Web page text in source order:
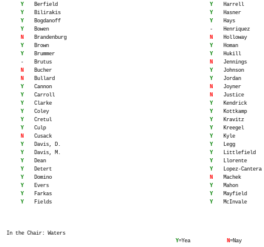
Y
Berfield
Y
Bilirakis
Y
Bogdanoff
Y
Bowen
N
Brandenburg
Y
Brown
Y
Brummer
-
Brutus
N
Bucher
N
Bullard
Y
Cannon
Y
Carroll
Y
Clarke
Y
Coley
Y
Cretul
Y
Culp
N
Cusack
Y
Davis, D.
Y
Davis, M.
Y
Dean
Y
Detert
Y
Domino
Y
Evers
Y
Farkas
Y
Fields
Y
Harrell
Y
Hasner
Y
Hays
-
Henriquez
N
Holloway
Y
Homan
Y
Hukill
N
Jennings
Y
Johnson
Y
Jordan
N
Joyner
N
Justice
Y
Kendrick
Y
Kottkamp
Y
Kravitz
Y
Kreegel
Y
Kyle
Y
Legg
Y
Littlefield
Y
Llorente
Y
Lopez-Cantera
N
Machek
Y
Mahon
Y
Mayfield
Y
McInvale
In the Chair: Waters
Y=Yea N=Nay